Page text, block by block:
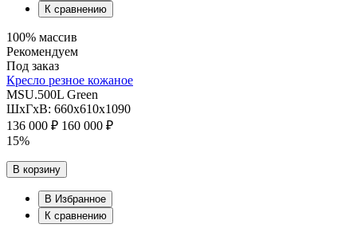
К сравнению
100% массив
Рекомендуем
Под заказ
Кресло резное кожаное
MSU.500L Green
ШхГхВ: 660х610х1090
136 000 ₽ 160 000 ₽
15%
В корзину
В Избранное
К сравнению